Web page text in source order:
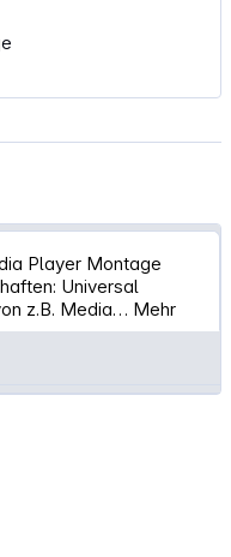
Player Montage
Universal
z.B. Media… Mehr